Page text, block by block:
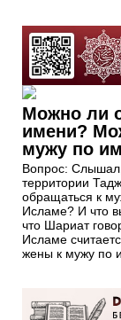
Можно ли
имени?
мужу по
Вопрос: Слышал,
территории
обращаться к
Исламе? И что
что Шариат
Исламе
жены к мужу по